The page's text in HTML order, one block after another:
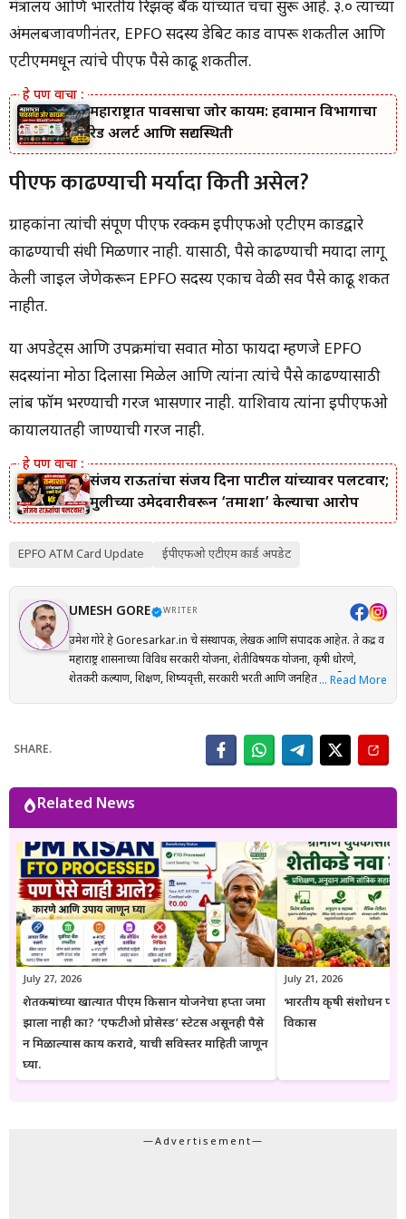
मंत्रालय आणि भारतीय रिझर्व्ह बँक यांच्यात चर्चा सुरू आहे. ३.० त्याच्या
अंमलबजावणीनंतर, EPFO ​​सदस्य डेबिट कार्ड वापरू शकतील आणि
एटीएममधून त्यांचे पीएफ पैसे काढू शकतील.
महाराष्ट्रात पावसाचा जोर कायम: हवामान विभागाचा
रेड अलर्ट आणि सद्यस्थिती
पीएफ काढण्याची मर्यादा किती असेल?
ग्राहकांना त्यांची संपूर्ण पीएफ रक्कम ईपीएफओ एटीएम कार्डद्वारे
काढण्याची संधी मिळणार नाही. यासाठी, पैसे काढण्याची मर्यादा लागू
केली जाईल जेणेकरून EPFO ​​सदस्य एकाच वेळी सर्व पैसे काढू शकत
नाहीत.
या अपडेट्स आणि उपक्रमांचा सर्वात मोठा फायदा म्हणजे EPFO ​​
सदस्यांना मोठा दिलासा मिळेल आणि त्यांना त्यांचे पैसे काढण्यासाठी
लांब फॉर्म भरण्याची गरज भासणार नाही. याशिवाय त्यांना ईपीएफओ
कार्यालयातही जाण्याची गरज नाही.
संजय राऊतांचा संजय दिना पाटील यांच्यावर पलटवार;
मुलीच्या उमेदवारीवरून ‘तमाशा’ केल्याचा आरोप
EPFO ATM Card Update ईपीएफओ एटीएम कार्ड अपडेट
UMESH GORE WRITER
उमेश गोरे हे Goresarkar.in चे संस्थापक, लेखक आणि संपादक आहेत. ते केंद्र व
महाराष्ट्र शासनाच्या विविध सरकारी योजना, शेतीविषयक योजना, कृषी धोरणे,
शेतकरी कल्याण, शिक्षण, शिष्यवृत्ती, सरकारी भरती आणि जनहिताच्या विषयांवर
आणि संबंधित अधिकृत स्रोतांचा संदर्भ घेऊन माहितीची पडताळणी केली जाते.
वाचकांना अर्ज प्रक्रिया, पात्रता, आवश्यक कागदपत्रे, लाभ, अंतिम मुदत आणि
भर असतो. Goresarkar.in चा उद्देश महाराष्ट्रातील शेतकरी, विद्यार्थी, महिला,
युवक आणि सर्वसामान्य नागरिकांपर्यंत विश्वासार्ह, अद्ययावत आणि उपयुक्त माहिती
पोहोचवणे हा आहे. प्रकाशित माहिती वेळोवेळी अद्ययावत ठेवण्याचा प्रयत्न केला
जातो. अधिकृत निर्णयामध्ये बदल झाल्यास संबंधित लेख देखील अद्ययावत करण्यात
येतात. या संकेतस्थळावरील माहिती ही केवळ जनजागृती आणि मार्गदर्शनाच्या
उद्देशाने प्रकाशित केली जाते. कोणत्याही सरकारी योजनेसाठी अर्ज करण्यापूर्वी
संबंधित विभागाच्या अधिकृत संकेतस्थळावरील माहिती, नियम आणि अटींची
पडताळणी करण्याचा सल्ला दिला जातो.
… Read More
SHARE.
Related News
July 27, 2026
शेतकऱ्यांच्या खात्यात पीएम किसान योजनेचा हप्ता जमा
झाला नाही का? ‘एफटीओ प्रोसेस्ड’ स्टेटस असूनही पैसे
न मिळाल्यास काय करावे, याची सविस्तर माहिती जाणून
घ्या.
July 21, 2026
भारतीय कृषी संशोधन
विकास
—Advertisement—